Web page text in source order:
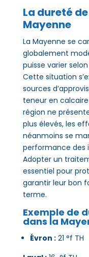
La dureté
Mayenne
La Mayenne se
globalement
puisse varier
Cette situation
sources
teneur en calcaire
région ne
plus élevés, les
néanmoins se
performance des
Adopter un
essentiel pour
garantir leur bon
terme.
Exemple de
dans la
Évron :21 °f TH